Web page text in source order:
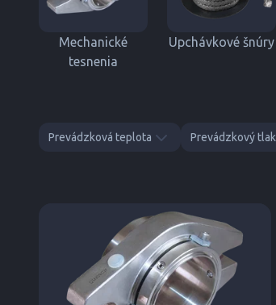
Mechanické
tesnenia
Upchávkové šnúry
Prevádzková teplota Prevádzkový tlak